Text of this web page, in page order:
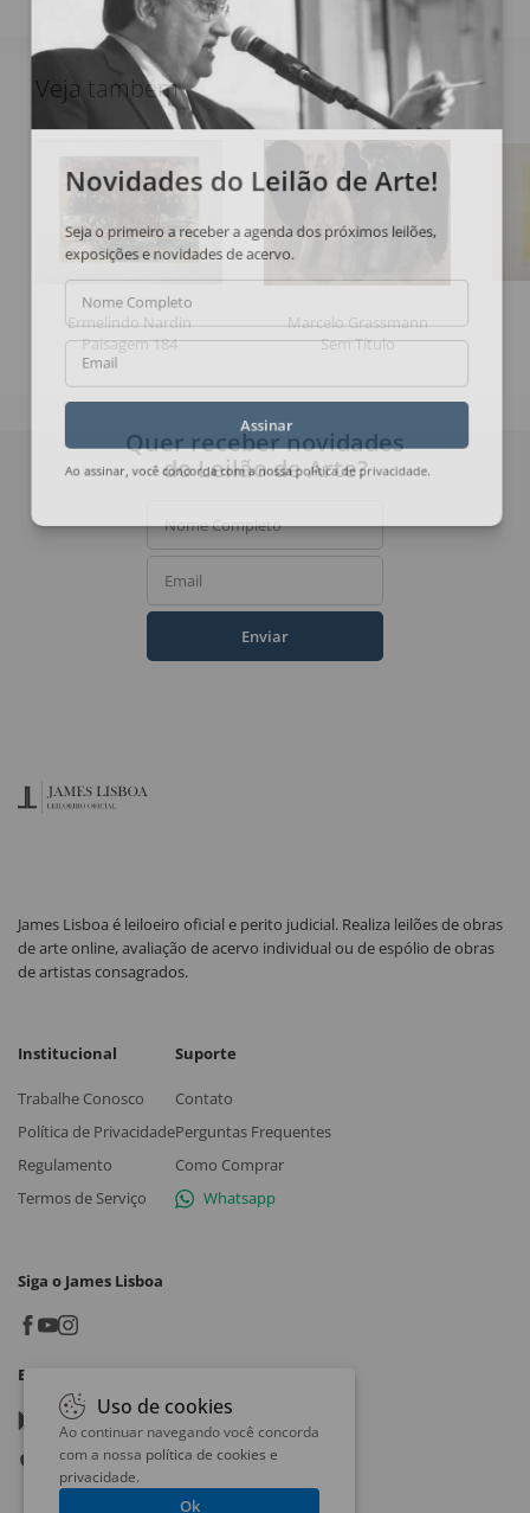
Veja também
Ermelindo Nardin
Paisagem 184
Marcelo Grassmann
Sem Título
Novidades do Leilão de Arte!
Seja o primeiro a receber a agenda dos próximos leilões,
exposições e novidades de acervo.
Nome Completo
Email
Assinar
Ao assinar, você concorda com a nossapolítica de privacidade
Quer receber novidades
do Leilão de Arte?
Nome Completo
Email
Enviar
James Lisboa é leiloeiro oficial e perito judicial. Realiza leilões de obras
de arte online, avaliação de acervo individual ou de espólio de obras
de artistas consagrados.
Institucional
Trabalhe Conosco
Política de Privacidade
Regulamento
Termos de Serviço
Suporte
Contato
Perguntas Frequentes
Como Comprar
Whatsapp
Siga o James Lisboa
Baixe o App
Google play
App store
Uso de cookies
Ao continuar navegando você concorda
com a nossa política de cookies e
privacidade.
Ok